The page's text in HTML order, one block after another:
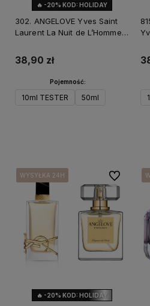
🔥 -20% KOD: HOLIDAY
302. ANGELOVE Yves Saint
Laurent La Nuit de L’Homme
38,90 zł
Pojemność:
10ml TESTER 50ml
🔥 -20% KOD: HOLIDAY
WYSYŁKA 24H
WYSYŁKA 24H
WYSYŁKA 24H Do